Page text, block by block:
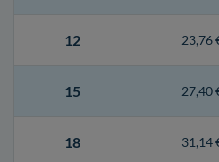
12 23,76
15 27,40
18 31,14